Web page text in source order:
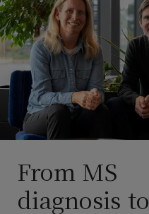
From MS
diagnosis to